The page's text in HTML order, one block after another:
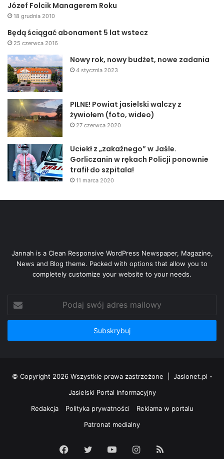
Józef Folcik Managerem Roku
18 grudnia 2010
Będą ściągać abonament 5 lat wstecz
25 czerwca 2016
Nowy rok, nowy budżet, nowe zadania
4 stycznia 2023
PILNE! Powiat jasielski walczy z
żywiołem (foto, wideo)
27 czerwca 2020
Uciekł z „zakaźnego” w Jaśle.
Gorliczanin w rękach Policji ponownie
trafił do szpitala!
11 marca 2020
Jannah is a Clean Responsive WordPress Newspaper, Magazine,
News and Blog theme. Packed with options that allow you to
completely customize your website to your needs.
Podaj
swój
adres
© Copyright 2026 Wszystkie prawa zastrzeżone | Jaslonet.pl -
Jasielski Portal Informacyjny
Redakcja
Polityka prywatności
Reklama w portalu
Patronat medialny
Facebook
Twitter YouTubeInstagram